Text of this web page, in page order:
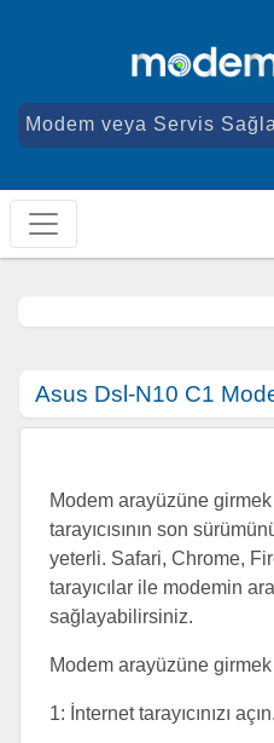
Asus Dsl-N10 C1
Modem arayüzüne
tarayıcısının son
yeterli. Safari, Chrome,
tarayıcılar ile modemin
sağlayabilirsiniz.
Modem arayüzüne
1: İnternet tarayıcınızı açın.